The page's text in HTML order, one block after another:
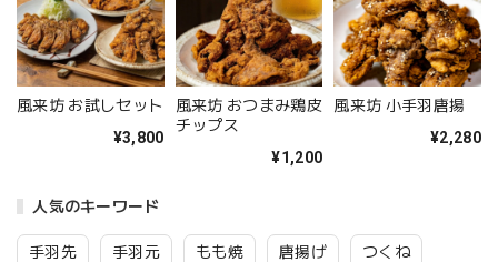
人気のキーワード
手羽先 手羽元 もも焼 唐揚げ つくね
風来坊 お試しセット
¥3,800
風来坊 おつまみ鶏皮
チップス
¥1,200
風来坊 小手羽唐揚
¥2,280